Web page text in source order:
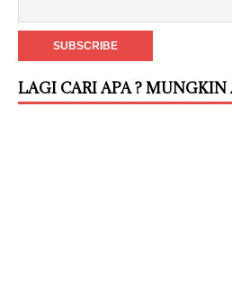
LAGI CARI APA ?